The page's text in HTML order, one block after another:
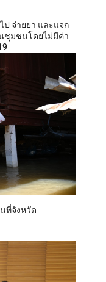
ป จ่ายยา และแจก
ชุมชนโดยไม่มีค่า
ที่จังหวัด